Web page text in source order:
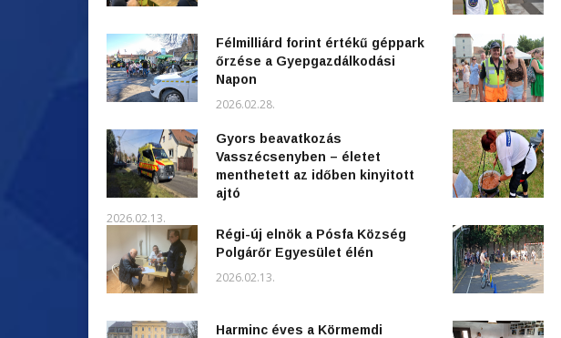
Félmilliárd forint értékű géppark
őrzése a Gyepgazdálkodási
Napon
2026.02.28.
Gyors beavatkozás
Vasszécsenyben – életet
menthetett az időben kinyitott
ajtó
2026.02.13.
Régi-új elnök a Pósfa Község
Polgárőr Egyesület élén
2026.02.13.
Harminc éves a Körmemdi